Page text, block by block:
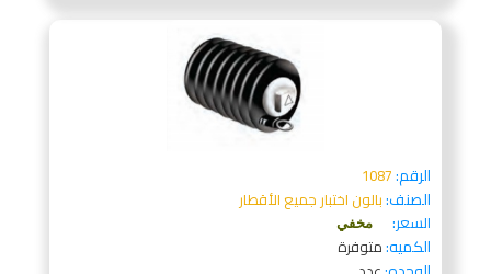
الرقم:1087
الصنف:بالون اختبار جميع الأقطار
السعر:
مخفي
الكميه:متوفرة